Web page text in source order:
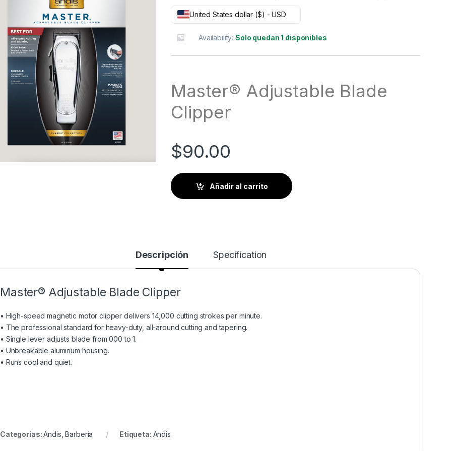
United States dollar ($) - USD
Availability:Solo quedan 1 disponibles
Master® Adjustable Blade
Clipper
$90.00
Añadir al carrito
Descripción Specification
Master® Adjustable Blade Clipper
• High-speed magnetic motor clipper delivers 14,000 cutting strokes per minute.
• The professional standard for heavy-duty, all-around cutting and tapering.
• Single lever adjusts blade from 000 to 1.
• Unbreakable aluminum housing.
• Runs cool and quiet.
Categorías:Andis ,Barbería Etiqueta: Andis